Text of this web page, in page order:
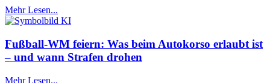
Mehr Lesen...
Fußball-WM feiern: Was beim Autokorso erlaubt ist
– und wann Strafen drohen
Mehr Lesen...